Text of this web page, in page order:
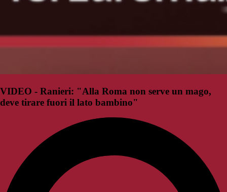
VIDEO - Ranieri: "Alla Roma non serve un mago,
deve tirare fuori il lato bambino"